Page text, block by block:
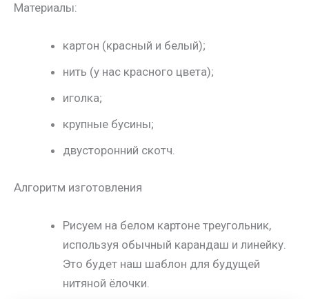
Материалы:
картон (красный и белый);
нить (у нас красного цвета);
иголка;
крупные бусины;
двусторонний скотч.
Алгоритм изготовления
Рисуем на белом картоне треугольник,
используя обычный карандаш и линейку.
Это будет наш шаблон для будущей
нитяной ёлочки.